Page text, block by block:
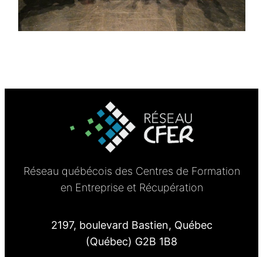
Réseau québécois des Centres de Formation
en Entreprise et Récupération
2197, boulevard Bastien, Québec
(Québec) G2B 1B8